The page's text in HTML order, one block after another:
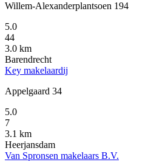
Willem-Alexanderplantsoen 194
5.0
44
3.0 km
Barendrecht
Key makelaardij
Appelgaard 34
5.0
7
3.1 km
Heerjansdam
Van Spronsen makelaars B.V.